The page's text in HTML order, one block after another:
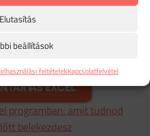
Elutasítás
beállítások
feltételekKapcsolatfelvétel
programban: amit tudnod
belekezdesz